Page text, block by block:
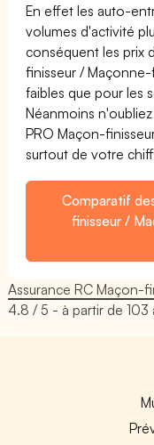
En effet les auto-
volumes d'activité
conséquent les prix
finisseur /
faibles que pour les
Néanmoins
PRO Maçon-
surtout de votre
Comparatif
finisseur /
Assurance RC Maçon-
4.8 / 5 - à partir de103